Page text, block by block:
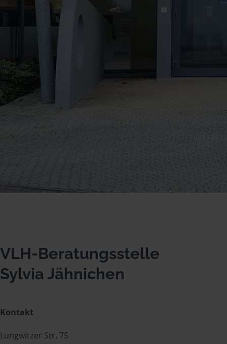
VLH-Beratungsstelle
Sylvia Jähnichen
Kontakt
Lungwitzer Str. 75